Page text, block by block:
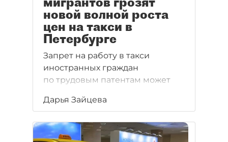
новой волной роста
цен на такси в
Петербурге
Запрет на работу в такси
иностранных граждан
по трудовым патентам может
до 4,5 тыс. петербургских
Дарья Зайцева